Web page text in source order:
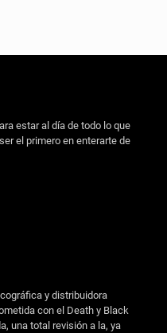
estar al día de todo lo que
el primero en enterarte de
y distribuidora
con el Death y Black
una total revisión a la, ya